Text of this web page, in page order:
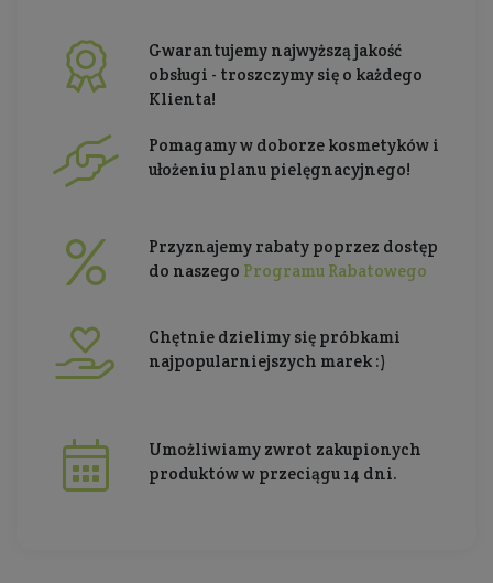
Gwarantujemy najwyższą jakość
obsługi - troszczymy się o każdego
Klienta!
Pomagamy w doborze kosmetyków i
ułożeniu planu pielęgnacyjnego!
Przyznajemy rabaty poprzez dostęp
do naszego Programu Rabatowego
Chętnie dzielimy się próbkami
najpopularniejszych marek :)
Umożliwiamy zwrot zakupionych
produktów w przeciągu 14 dni.